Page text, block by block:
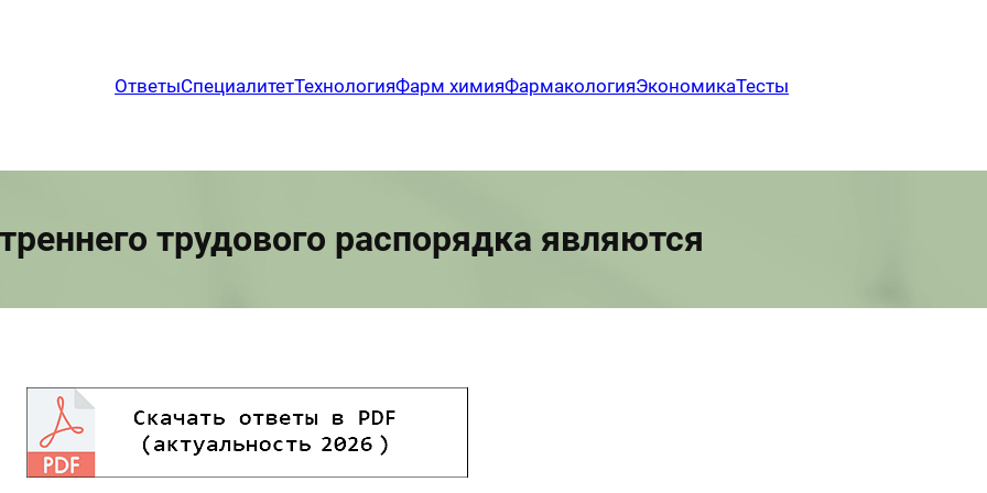
ОтветыСпециалитетТехнологияФарм химияФармакологияЭкономикаТесты
трудового распорядка являются